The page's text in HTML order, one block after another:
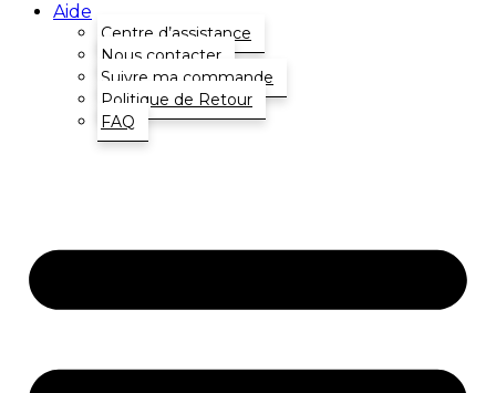
Aide
Centre d’assistance
Nous contacter
Suivre ma commande
Politique de Retour
FAQ